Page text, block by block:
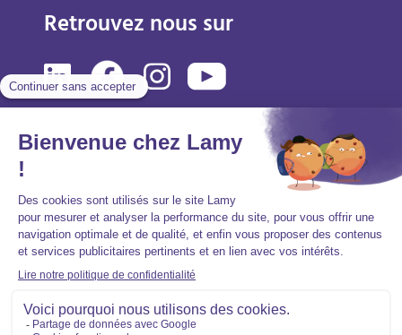
Retrouvez nous sur
Politique de protection des données personnelles
Accessibilité : partiellement conforme